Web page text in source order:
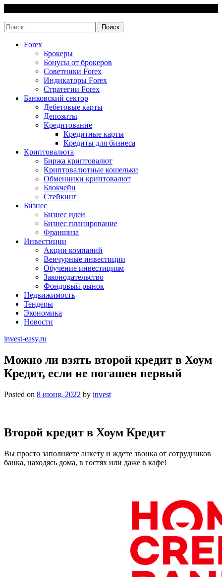
content
Найти:
Forex
Брокеры
Бонусы от брокеров
Советники Forex
Индикаторы Forex
Стратегии Forex
Банковский сектор
Дебетовые карты
Депозиты
Кредитование
Кредитные карты
Кредиты для бизнеса
Криптовалюта
Биржа криптовалют
Криптовалютные кошельки
Обменники криптовалют
Блокчейн
Стейкинг
Бизнес
Бизнес идеи
Бизнес планирование
Франшиза
Инвестиции
Акции компаний
Венчурные инвестиции
Обучение инвестициям
Законодательство
Фондовый рынок
Недвижимость
Тендеры
Экономика
Новости
invest-easy.ru
Можно ли взять второй кредит в Хоум
Кредит, если не погашен первый
Posted on 8 июня, 2022 by invest
Второй кредит в Хоум Кредит
Вы просто заполняете анкету и ждете звонка от сотрудников
банка, находясь дома, в гостях или даже в кафе!